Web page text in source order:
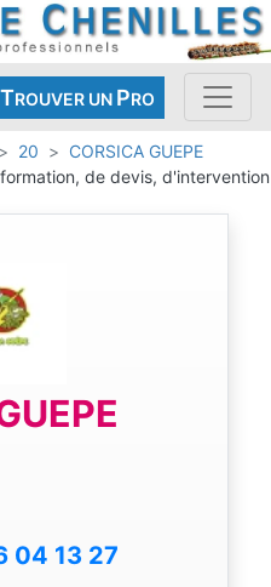
TROUVER UN PRO
20
CORSICA GUEPE
de devis, d'intervention
04 13 27